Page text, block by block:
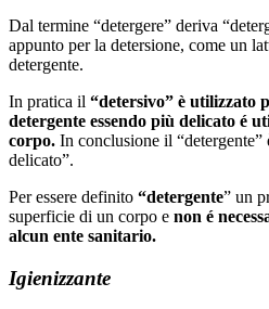
Dal termine “detergere” deriva
appunto per la detersione, come un
detergente.
In pratica il “detersivo” è utilizzato
detergente essendo più delicato é
corpo. In conclusione il “detergente”
delicato”.
Per essere definito “detergente” un
superficie di un corpo e non é
alcun ente sanitario.
Igienizzante